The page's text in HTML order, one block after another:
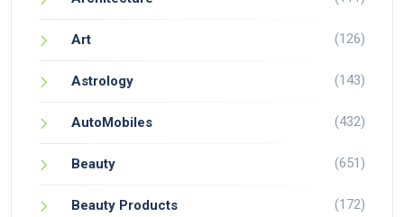
Art (126)
Astrology (143)
AutoMobiles (432)
Beauty (651)
Beauty Products (172)